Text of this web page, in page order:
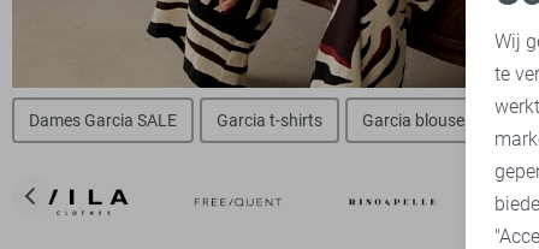
Dames Garcia SALE Garcia t-shirts Garcia blouses
Wij
te